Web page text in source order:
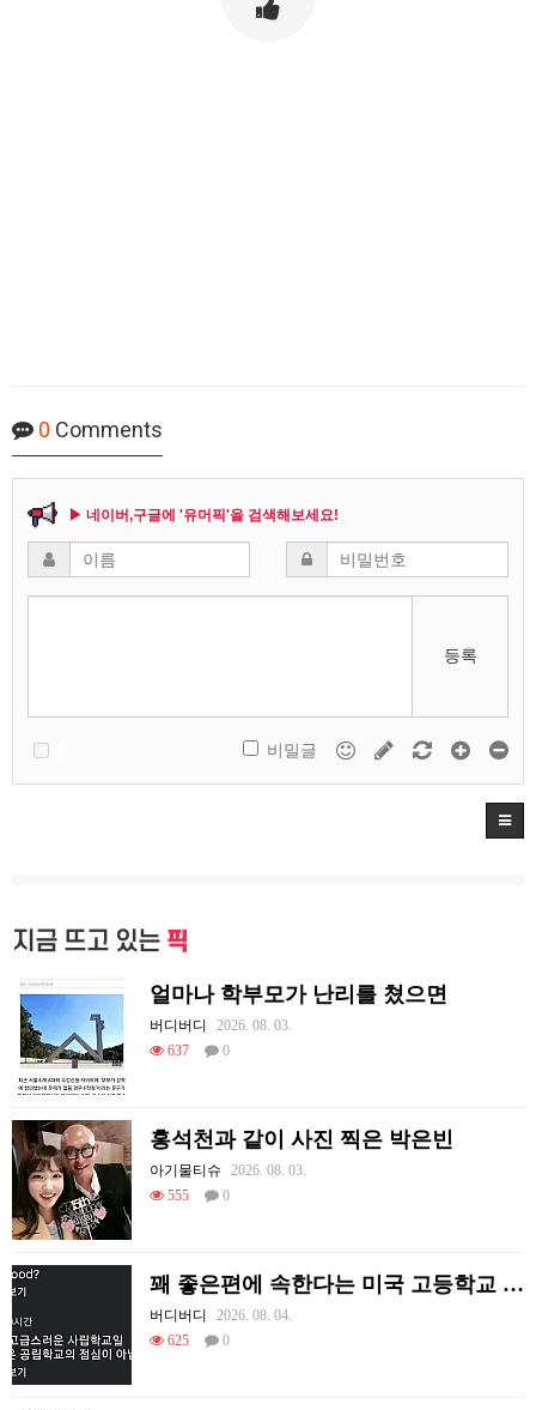
0 Comments
▶ 네이버,구글에 '유머픽'을 검색해보세요!
등록
비밀글
지금 뜨고 있는 픽
얼마나 학부모가 난리를 쳤으면
버디버디
2026. 08. 03.
637
0
홍석천과 같이 사진 찍은 박은빈
아기물티슈
2026. 08. 03.
555
0
꽤 좋은편에 속한다는 미국 고등학교 급식.mp4
버디버디
2026. 08. 04.
625
0